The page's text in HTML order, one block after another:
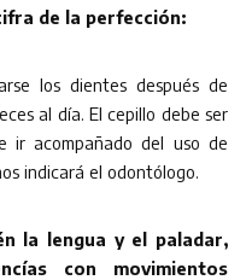
de la perfección:
los dientes después de
al día. El cepillo debe ser
ir acompañado del uso de
indicará el odontólogo.
la lengua y el paladar,
con movimientos